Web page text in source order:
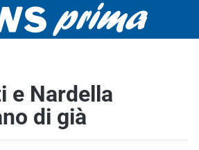
e Nardella
di già